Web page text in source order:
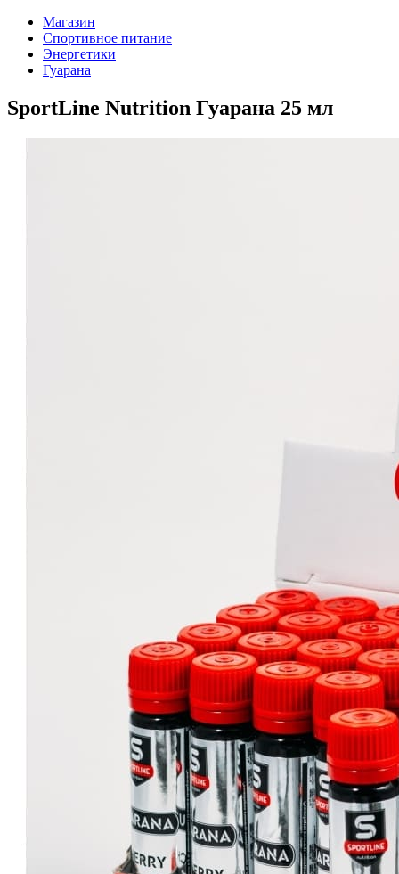
Магазин
Спортивное питание
Энергетики
Гуарана
SportLine Nutrition Гуарана 25 мл